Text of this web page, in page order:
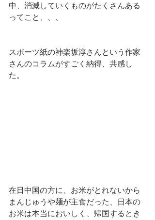
中、消滅していくものがたくさんある
ってこと、、、
スポーツ紙の神楽坂淳さんという作家
さんのコラムがすごく納得、共感し
た。
在日中国の方に、お米がとれないから
まんじゅうや麺が主食だった、日本の
お米は本当においしく、帰国するとき